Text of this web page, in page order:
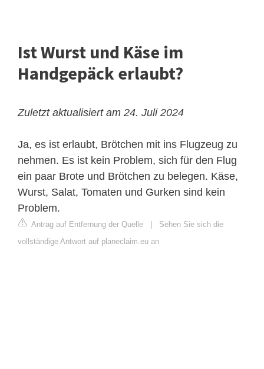
Ist Wurst und Käse im
Handgepäck erlaubt?
Zuletzt aktualisiert am 24. Juli 2024
Ja, es ist erlaubt, Brötchen mit ins Flugzeug zu
nehmen. Es ist kein Problem, sich für den Flug
ein paar Brote und Brötchen zu belegen. Käse,
Wurst, Salat, Tomaten und Gurken sind kein
Problem.
Antrag auf Entfernung der Quelle
Sehen Sie sich die
vollständige Antwort auf planeclaim.eu an